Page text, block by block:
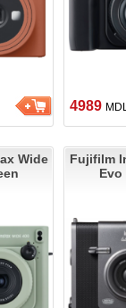
4989
Wide
Fujifilm
Evo